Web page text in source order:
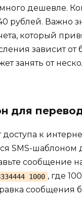
дешевле.
рублей. Важно
который
зависит от
занять от
для
доступа к
SMS-шаблоном
сообщение
1000 , где
сообщения